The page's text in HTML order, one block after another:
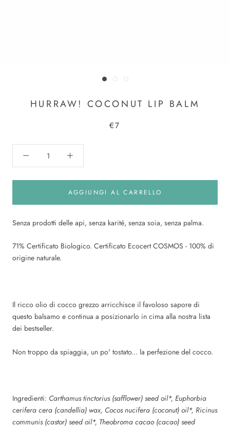
HURRAW! COCONUT LIP BALM
€7
AGGIUNGI AL CARRELLO
Senza prodotti delle api, senza karité, senza soia, senza palma.
71% Certificato Biologico. Certificato Ecocert COSMOS - 100% di
origine naturale.
Il ricco olio di cocco grezzo arricchisce il favoloso sapore di
questo balsamo e continua a posizionarlo in cima alla nostra lista
dei bestseller.
Non troppo da spiaggia, un po' tostato... la perfezione del cocco.
Ingredienti: Carthamus tinctorius (safflower) seed oil*, Euphorbia
cerifera cera (candellia) wax, Cocos nucifera (coconut) oil*, Ricinus
communis (castor) seed oil*, Theobroma cacao (cacao) seed